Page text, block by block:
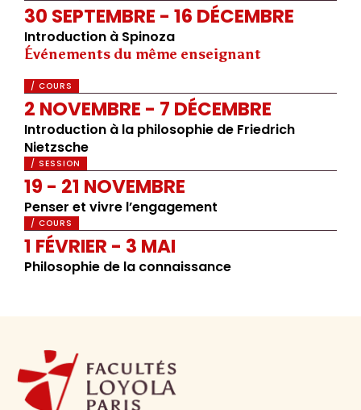
30 SEPTEMBRE - 16 DÉCEMBRE
Introduction à Spinoza
Événements du même enseignant
/ COURS
2 NOVEMBRE - 7 DÉCEMBRE
Introduction à la philosophie de Friedrich
Nietzsche
/ SESSION
19 - 21 NOVEMBRE
Penser et vivre l’engagement
/ COURS
1 FÉVRIER - 3 MAI
Philosophie de la connaissance